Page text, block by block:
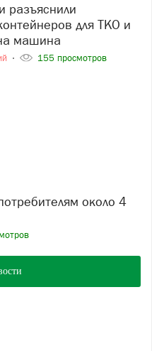
для ТКО и
машина
155 просмотров